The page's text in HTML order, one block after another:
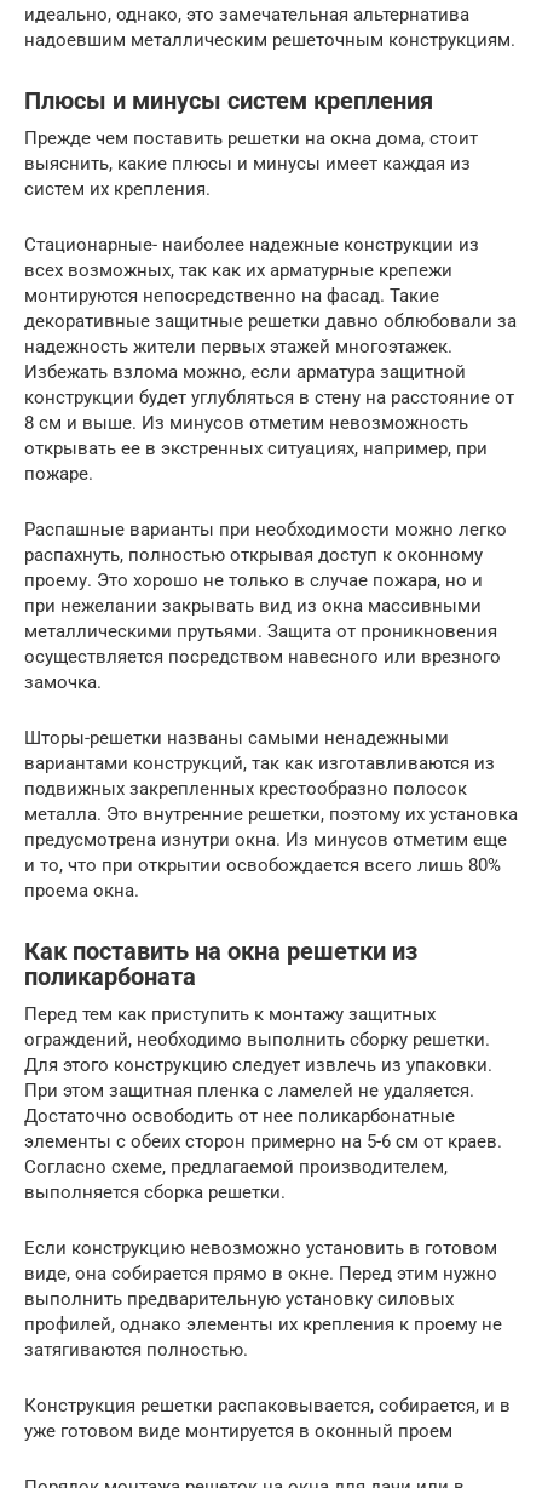
идеально, однако, это замечательная альтернатива
надоевшим металлическим решеточным конструкциям.
Плюсы и минусы систем крепления
Прежде чем поставить решетки на окна дома, стоит
выяснить, какие плюсы и минусы имеет каждая из
систем их крепления.
Стационарные- наиболее надежные конструкции из
всех возможных, так как их арматурные крепежи
монтируются непосредственно на фасад. Такие
декоративные защитные решетки давно облюбовали за
надежность жители первых этажей многоэтажек.
Избежать взлома можно, если арматура защитной
конструкции будет углубляться в стену на расстояние от
8 см и выше. Из минусов отметим невозможность
открывать ее в экстренных ситуациях, например, при
пожаре.
Распашные варианты при необходимости можно легко
распахнуть, полностью открывая доступ к оконному
проему. Это хорошо не только в случае пожара, но и
при нежелании закрывать вид из окна массивными
металлическими прутьями. Защита от проникновения
осуществляется посредством навесного или врезного
замочка.
Шторы-решетки названы самыми ненадежными
вариантами конструкций, так как изготавливаются из
подвижных закрепленных крестообразно полосок
металла. Это внутренние решетки, поэтому их установка
предусмотрена изнутри окна. Из минусов отметим еще
и то, что при открытии освобождается всего лишь 80%
проема окна.
Как поставить на окна решетки из
поликарбоната
Перед тем как приступить к монтажу защитных
ограждений, необходимо выполнить сборку решетки.
Для этого конструкцию следует извлечь из упаковки.
При этом защитная пленка с ламелей не удаляется.
Достаточно освободить от нее поликарбонатные
элементы с обеих сторон примерно на 5-6 см от краев.
Согласно схеме, предлагаемой производителем,
выполняется сборка решетки.
Если конструкцию невозможно установить в готовом
виде, она собирается прямо в окне. Перед этим нужно
выполнить предварительную установку силовых
профилей, однако элементы их крепления к проему не
затягиваются полностью.
Конструкция решетки распаковывается, собирается, и в
уже готовом виде монтируется в оконный проем